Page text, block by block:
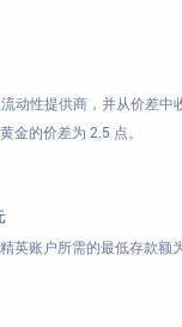
动性提供商，并从价差中
金的价差为 2.5 点。
英账户所需的最低存款额